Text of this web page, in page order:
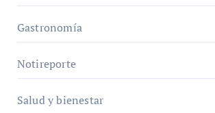
Gastronomía
Notireporte
Salud y bienestar